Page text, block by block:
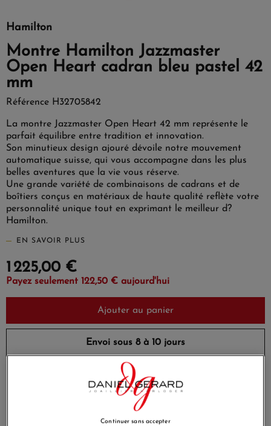
Hamilton
Montre Hamilton Jazzmaster
Open Heart cadran bleu pastel 42
mm
Référence H32705842
La montre Jazzmaster Open Heart 42 mm représente le
parfait équilibre entre tradition et innovation.
Son minutieux design ajouré dévoile notre mouvement
automatique suisse, qui vous accompagne dans les plus
belles aventures que la vie vous réserve.
Une grande variété de combinaisons de cadrans et de
boîtiers conçus en matériaux de haute qualité reflète votre
personnalité unique tout en exprimant le meilleur d?
Hamilton.
EN SAVOIR PLUS
1 225,00 €
Payez seulement 122,50 € aujourd'hui
Ajouter au panier
Envoi sous 8 à 10 jours
Livraison gratuite
Payez en 4x ou 10x
sans frais
Paiement sécurisé
Continuer sans accepter